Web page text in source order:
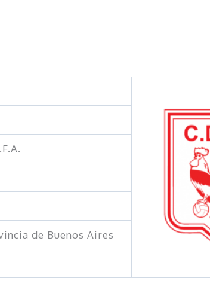
de Buenos Aires